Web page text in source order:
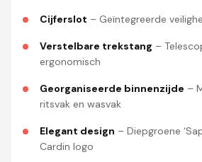
Cijferslot – Geïntegreerde
Verstelbare trekstang –
ergonomisch
Georganiseerde binnenzijde –
ritsvak en wasvak
Elegant design – Diepgroene
Cardin logo